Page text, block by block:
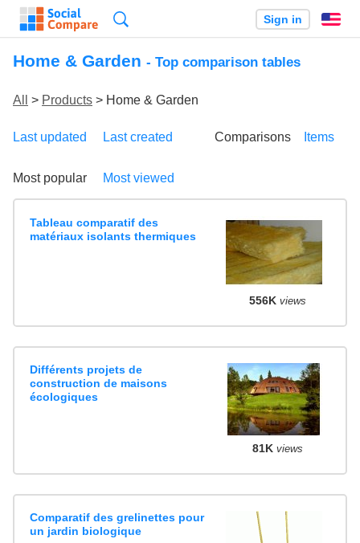
Sign in
Home & Garden - Top comparison tables
All > Products > Home & Garden
Last updated Last created
Most popular Most viewed
Comparisons Items
Tableau comparatif des
matériaux isolants thermiques
556K views
Différents projets de
construction de maisons
écologiques
81K views
Comparatif des grelinettes pour
un jardin biologique